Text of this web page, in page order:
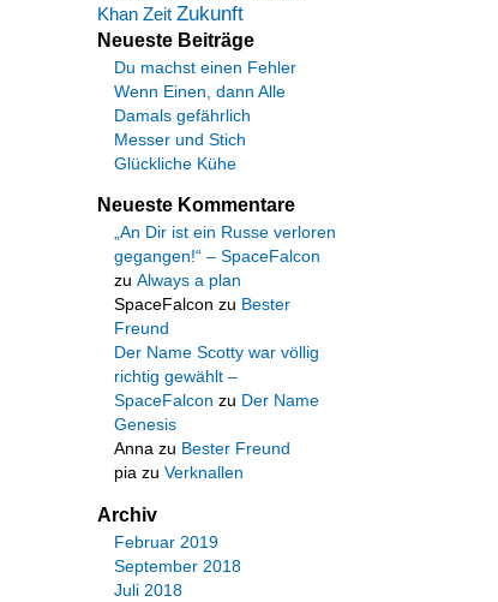
Khan Zeit Zukunft
Neueste Beiträge
Du machst einen Fehler
Wenn Einen, dann Alle
Damals gefährlich
Messer und Stich
Glückliche Kühe
Neueste Kommentare
„An Dir ist ein Russe verloren
gegangen!“ – SpaceFalcon
zu Always a plan
SpaceFalcon zu Bester
Freund
Der Name Scotty war völlig
richtig gewählt –
SpaceFalcon zu Der Name
Genesis
Annazu Bester Freund
piazu Verknallen
Archiv
Februar 2019
September 2018
Juli 2018